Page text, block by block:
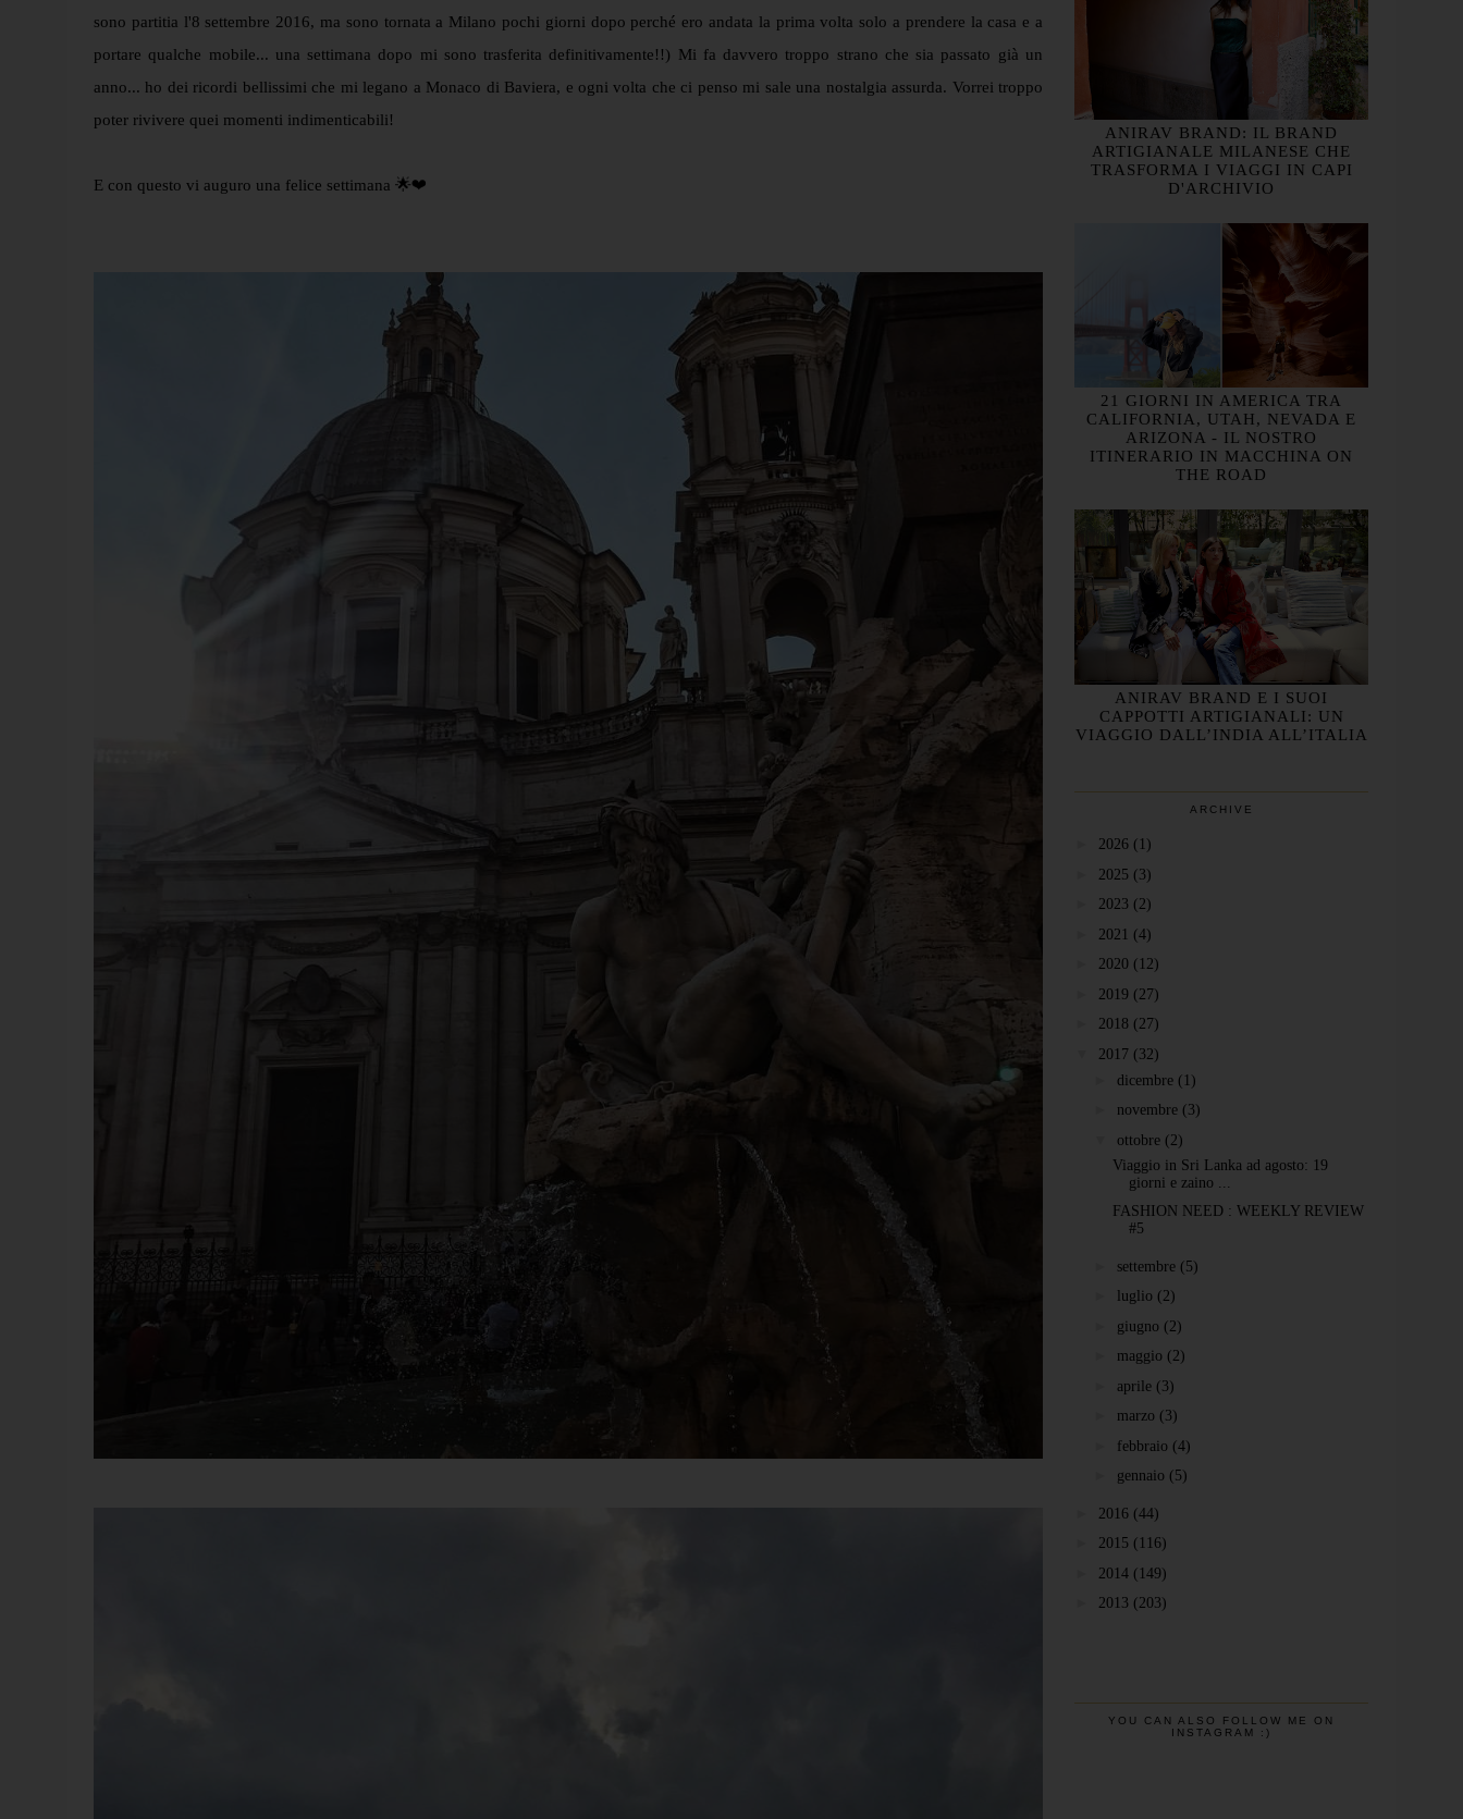
sono partitia l'8 settembre 2016, ma sono tornata a Milano pochi giorni dopo perché ero andata la prima volta solo a prendere la casa e a
portare qualche mobile... una settimana dopo mi sono trasferita definitivamente!!) Mi fa davvero troppo strano che sia passato già un
anno... ho dei ricordi bellissimi che mi legano a Monaco di Baviera, e ogni volta che ci penso mi sale una nostalgia assurda. Vorrei troppo
poter rivivere quei momenti indimenticabili!
E con questo vi auguro una felice settimana 🌟❤️
ANIRAV BRAND: IL BRAND
ARTIGIANALE MILANESE CHE
TRASFORMA I VIAGGI IN CAPI
D'ARCHIVIO
21 GIORNI IN AMERICA TRA
CALIFORNIA, UTAH, NEVADA E
ARIZONA - IL NOSTRO
ITINERARIO IN MACCHINA ON
THE ROAD
ANIRAV BRAND E I SUOI
CAPPOTTI ARTIGIANALI: UN
VIAGGIO DALL’INDIA ALL’ITALIA
ARCHIVE
2026 (1)
2025 (3)
2023 (2)
2021 (4)
2020 (12)
2019 (27)
2018 (27)
2017 (32)
dicembre (1)
novembre (3)
ottobre (2)
Viaggio in Sri Lanka ad agosto: 19
giorni e zaino ...
FASHION NEED : WEEKLY REVIEW
#5
settembre (5)
luglio (2)
giugno (2)
maggio (2)
aprile (3)
marzo (3)
febbraio (4)
gennaio (5)
2016 (44)
2015 (116)
2014 (149)
2013 (203)
YOU CAN ALSO FOLLOW ME ON
INSTAGRAM :)